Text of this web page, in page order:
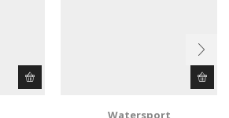
Watersport